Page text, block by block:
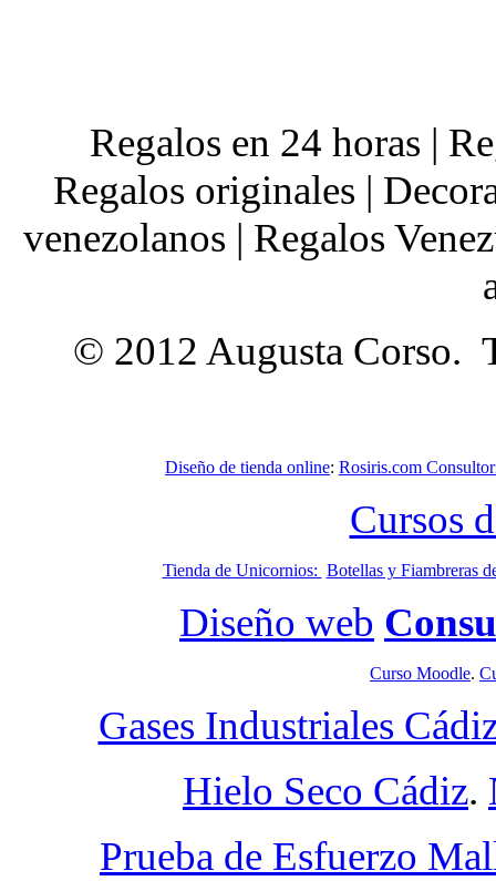
Regalos en 24 horas |
Regalos originales |
venezolanos | Regalos
© 2012 Augusta Corso.
Diseño de tienda online: Rosiris.com
Cursos
Tienda de Unicornios: Botellas y Fiambreras
Diseño web
Curso Moodle.
Gases Industriales
Hielo Seco Cádiz.
Prueba de Esfuerzo